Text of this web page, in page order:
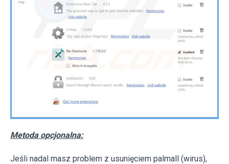
Metoda opcjonalna:
Jeśli nadal masz problem z usunięciem palmall (wirus),